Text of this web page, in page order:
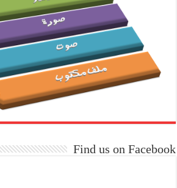
Find us on Facebook